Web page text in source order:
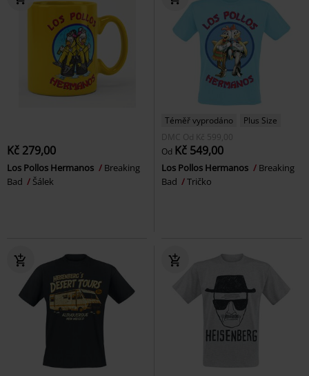
Kč 279,00
Los Pollos Hermanos
Breaking
Bad
Šálek
Téměř vyprodáno
Plus Size
DMC Od Kč 599,00
Od Kč 549,00
Los Pollos Hermanos
Breaking
Bad
Tričko